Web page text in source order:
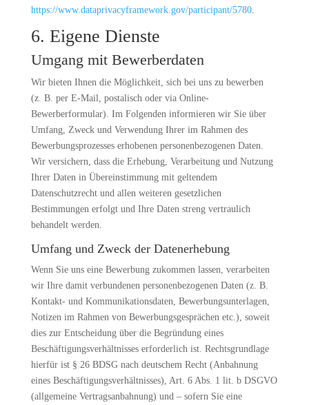
https://www.dataprivacyframework.gov/participant/5780.
6. Eigene Dienste
Umgang mit Bewerberdaten
Wir bieten Ihnen die Möglichkeit, sich bei uns zu bewerben
(z. B. per E-Mail, postalisch oder via Online-
Bewerberformular). Im Folgenden informieren wir Sie über
Umfang, Zweck und Verwendung Ihrer im Rahmen des
Bewerbungsprozesses erhobenen personenbezogenen Daten.
Wir versichern, dass die Erhebung, Verarbeitung und Nutzung
Ihrer Daten in Übereinstimmung mit geltendem
Datenschutzrecht und allen weiteren gesetzlichen
Bestimmungen erfolgt und Ihre Daten streng vertraulich
behandelt werden.
Umfang und Zweck der Datenerhebung
Wenn Sie uns eine Bewerbung zukommen lassen, verarbeiten
wir Ihre damit verbundenen personenbezogenen Daten (z. B.
Kontakt- und Kommunikationsdaten, Bewerbungsunterlagen,
Notizen im Rahmen von Bewerbungsgesprächen etc.), soweit
dies zur Entscheidung über die Begründung eines
Beschäftigungsverhältnisses erforderlich ist. Rechtsgrundlage
hierfür ist § 26 BDSG nach deutschem Recht (Anbahnung
eines Beschäftigungsverhältnisses), Art. 6 Abs. 1 lit. b DSGVO
(allgemeine Vertragsanbahnung) und – sofern Sie eine